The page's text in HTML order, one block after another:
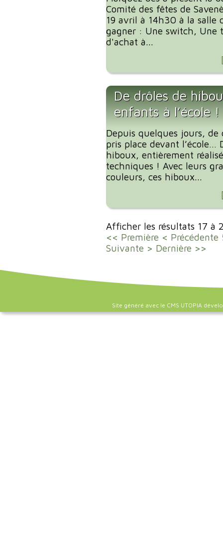
Comité des fêtes de
19 avril à 14h30 à la salle
gagner : Une switch, Une
d'achat à...
De drôles de
enfants à l’école !
Depuis quelques jours, de
pris place devant l’école…
hiboux, entièrement
techniques ! Avec leurs
couleurs, ces hiboux...
Afficher les résultats 17 à
<< Première < Précédente
Suivante > Dernière >>
Site généré avec le CMS UTOPIA